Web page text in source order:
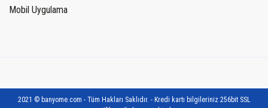
Mobil Uygulama
2021 © banyome.com - Tüm Hakları Saklıdır. - Kredi kartı bilgileriniz 256bit SSL